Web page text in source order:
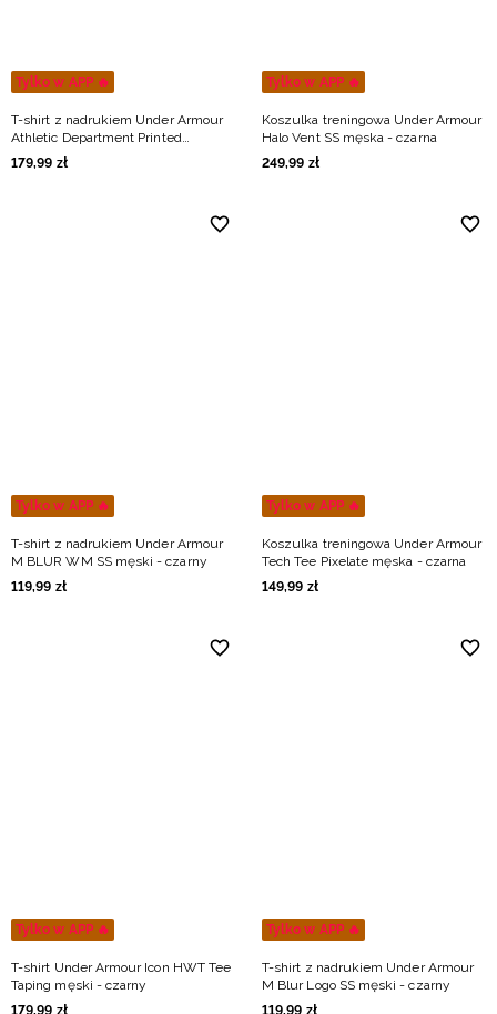
Tylko w APP 🔥
T-shirt z nadrukiem Under Armour
Athletic Department Printed
Heavyweight męski - czarny
179,99 zł
Tylko w APP 🔥
Koszulka treningowa Under Armour
Halo Vent SS męska - czarna
249,99 zł
Tylko w APP 🔥
T-shirt z nadrukiem Under Armour
M BLUR WM SS męski - czarny
119,99 zł
Tylko w APP 🔥
Koszulka treningowa Under Armour
Tech Tee Pixelate męska - czarna
149,99 zł
Tylko w APP 🔥
T-shirt Under Armour Icon HWT Tee
Taping męski - czarny
179,99 zł
Tylko w APP 🔥
T-shirt z nadrukiem Under Armour
M Blur Logo SS męski - czarny
119,99 zł